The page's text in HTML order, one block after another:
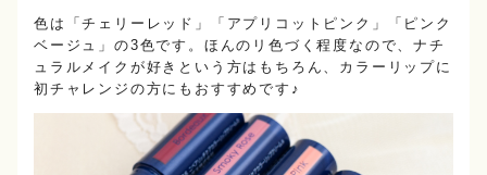
色は「チェリーレッド」「アプリコットピンク」「ピンク
ベージュ」の3色です。ほんのリ色づく程度なので、ナチ
ュラルメイクが好きという方はもちろん、カラーリップに
初チャレンジの方にもおすすめです♪